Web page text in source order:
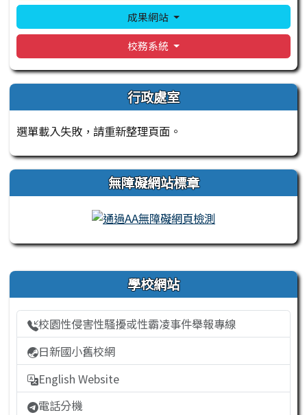
成果網站
校務系統
行政處室
選單載入失敗，請重新整理頁面。
無障礙網站標章
右邊區域內容 學校網站
校園性侵害性騷擾或性霸凌事件舉報專線
日新國小舊校網
English Website
電話分機